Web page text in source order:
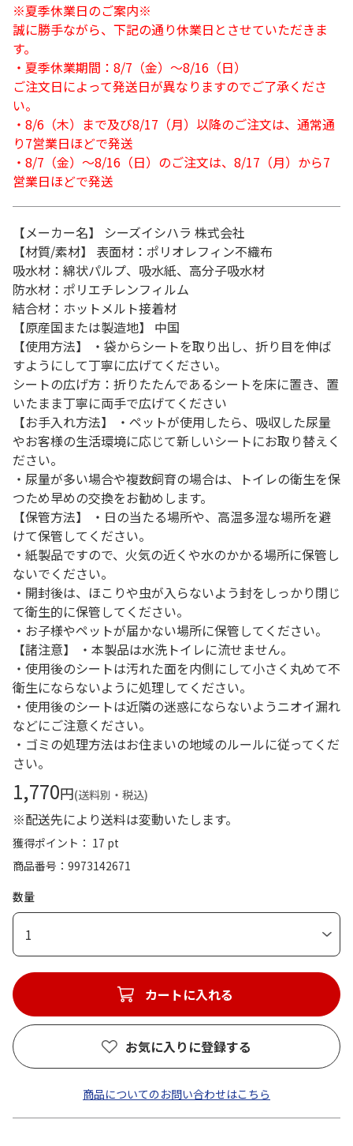
※夏季休業日のご案内※
誠に勝手ながら、下記の通り休業日とさせていただきま
す。
・夏季休業期間：8/7（金）～8/16（日）
ご注文日によって発送日が異なりますのでご了承くださ
い。
・8/6（木）まで及び8/17（月）以降のご注文は、通常通
り7営業日ほどで発送
・8/7（金）～8/16（日）のご注文は、8/17（月）から7
営業日ほどで発送
【メーカー名】 シーズイシハラ 株式会社
【材質/素材】 表面材：ポリオレフィン不織布
吸水材：綿状パルプ、吸水紙、高分子吸水材
防水材：ポリエチレンフィルム
結合材：ホットメルト接着材
【原産国または製造地】 中国
【使用方法】 ・袋からシートを取り出し、折り目を伸ば
すようにして丁寧に広げてください。
シートの広げ方：折りたたんであるシートを床に置き、置
いたまま丁寧に両手で広げてください
【お手入れ方法】 ・ペットが使用したら、吸収した尿量
やお客様の生活環境に応じて新しいシートにお取り替えく
ださい。
・尿量が多い場合や複数飼育の場合は、トイレの衛生を保
つため早めの交換をお勧めします。
【保管方法】 ・日の当たる場所や、高温多湿な場所を避
けて保管してください。
・紙製品ですので、火気の近くや水のかかる場所に保管し
ないでください。
・開封後は、ほこりや虫が入らないよう封をしっかり閉じ
て衛生的に保管してください。
・お子様やペットが届かない場所に保管してください。
【諸注意】 ・本製品は水洗トイレに流せません。
・使用後のシートは汚れた面を内側にして小さく丸めて不
衛生にならないように処理してください。
・使用後のシートは近隣の迷惑にならないようニオイ漏れ
などにご注意ください。
・ゴミの処理方法はお住まいの地域のルールに従ってくだ
さい。
1,770円(送料別・税込)
※配送先により送料は変動いたします。
獲得ポイント： 17 pt
商品番号
9973142671
数量
1
カートに入れる
お気に入りに登録する
商品についてのお問い合わせはこちら